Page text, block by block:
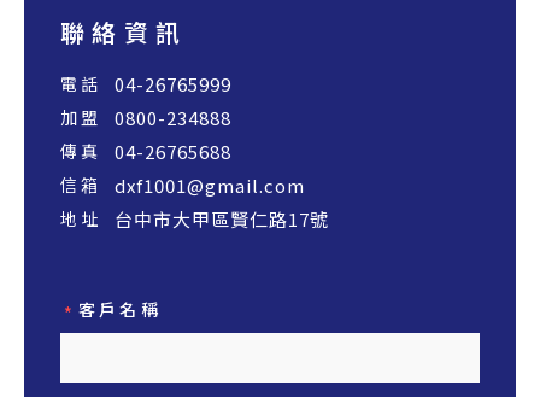
聯絡資訊
04-26765999
0800-234888
04-26765688
dxf1001@gmail.com
台中市大甲區賢仁路17號
* 客戶名稱